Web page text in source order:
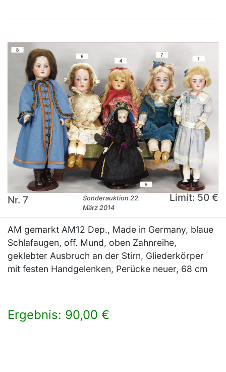
Nr. 7
Sonderauktion 22.
März 2014
Limit: 50 €
AM gemarkt AM12 Dep., Made in Germany, blaue
Schlafaugen, off. Mund, oben Zahnreihe,
geklebter Ausbruch an der Stirn, Gliederkörper
mit festen Handgelenken, Perücke neuer, 68 cm
Ergebnis: 90,00 €